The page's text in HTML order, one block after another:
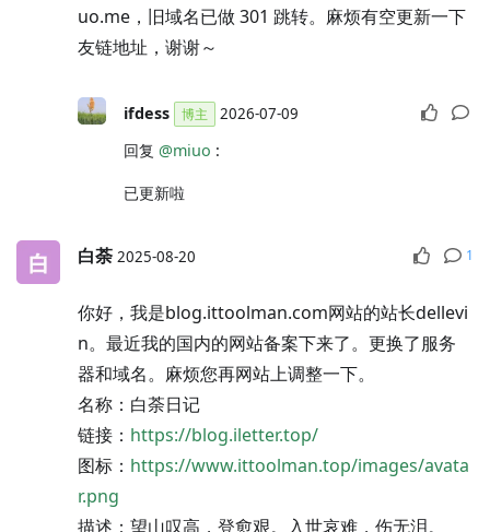
uo.me，旧域名已做 301 跳转。麻烦有空更新一下
友链地址，谢谢～
ifdess 博主 2026-07-09
回复 @miuo :
已更新啦
白荼 2025-08-20 1
你好，我是blog.ittoolman.com网站的站长dellevi
n。最近我的国内的网站备案下来了。更换了服务
器和域名。麻烦您再网站上调整一下。
名称：白荼日记
链接： https://blog.iletter.top/
图标： https://www.ittoolman.top/images/avata
r.png
描述：望山叹高，登愈艰。入世哀难，伤无泪。